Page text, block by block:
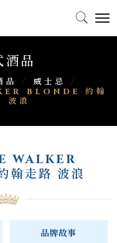
酒品
品 / 威士忌
/
BLONDE 約翰
波浪
WALKER
翰走路 波浪
品牌故事